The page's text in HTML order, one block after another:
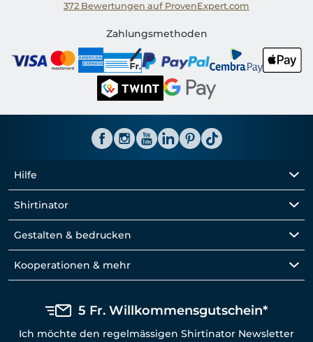
Shirtinator CH
372 Bewertungen auf ProvenExpert.com
Zahlungsmethoden
Hilfe
Shirtinator
Gestalten & bedrucken
Kooperationen & mehr
5 Fr. Willkommensgutschein*
Ich möchte den regelmässigen Shirtinator Newsletter